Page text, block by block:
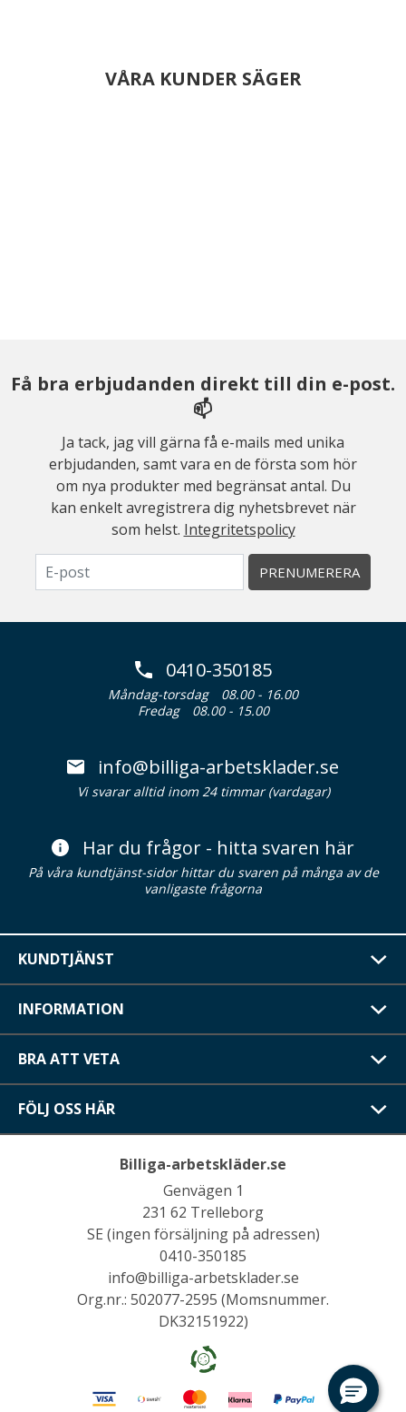
VÅRA KUNDER SÄGER
Få bra erbjudanden direkt till din e-post.
📫
Ja tack, jag vill gärna få e-mails med unika
erbjudanden, samt vara en de första som hör
om nya produkter med begränsat antal. Du
kan enkelt avregistrera dig nyhetsbrevet när
som helst. Integritetspolicy
PRENUMERERA
0410-350185
Måndag-torsdag
08.00 - 16.00
Fredag
08.00 - 15.00
info@billiga-arbetsklader.se
Vi svarar alltid inom 24 timmar (vardagar)
Har du frågor - hitta svaren här
På våra kundtjänst-sidor hittar du svaren på många av de
vanligaste frågorna
KUNDTJÄNST
INFORMATION
BRA ATT VETA
FÖLJ OSS HÄR
Billiga-arbetskläder.se
Genvägen 1
231 62 Trelleborg
SE (ingen försäljning på adressen)
0410-350185
info@billiga-arbetsklader.se
Org.nr.: 502077-2595 (Momsnummer.
DK32151922)